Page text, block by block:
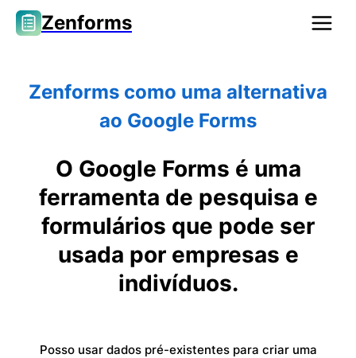
Zenforms
Zenforms como uma alternativa
ao Google Forms
O Google Forms é uma
ferramenta de pesquisa e
formulários que pode ser
usada por empresas e
indivíduos.
Posso usar dados pré-existentes para criar uma